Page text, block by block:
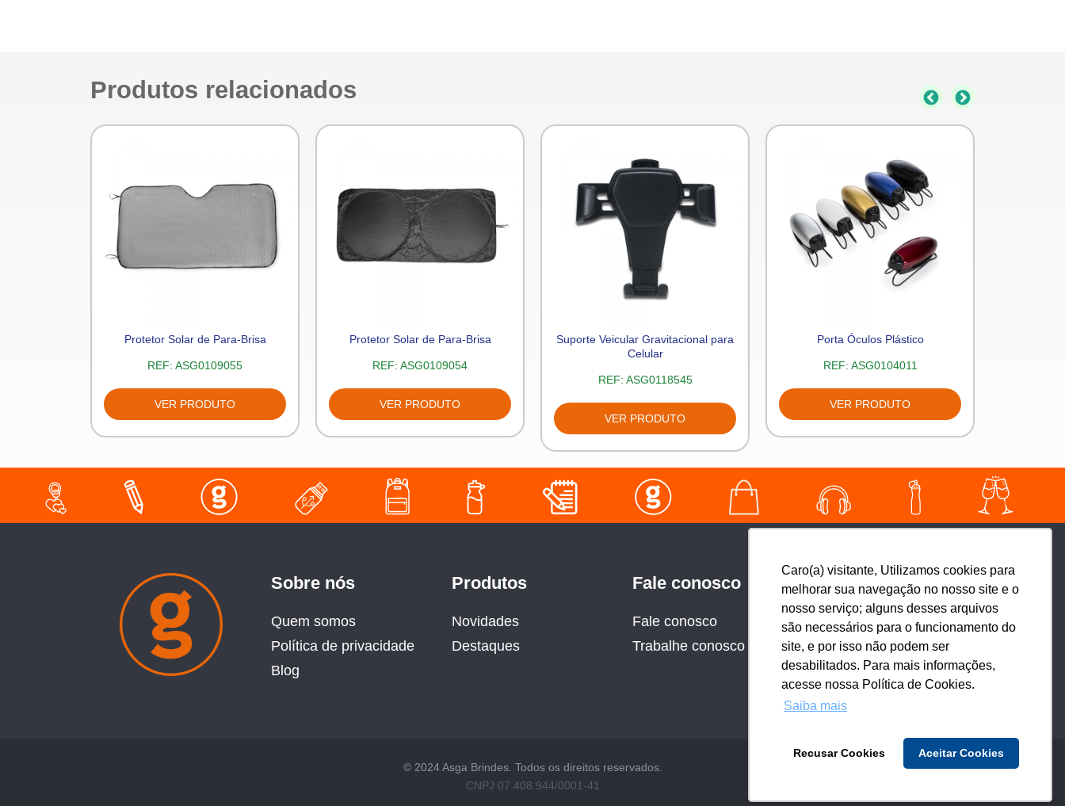
Caro(a) visitante, Utilizamos cookies para
melhorar sua navegação no nosso site e o
nosso serviço; alguns desses arquivos
são necessários para o funcionamento do
site, e por isso não podem ser
desabilitados. Para mais informações,
acesse nossa Política de Cookies.
Saiba mais
Recusar Cookies Aceitar Cookies
Caro(a) visitante, Utilizamos cookies para
melhorar sua navegação no nosso site e o
nosso serviço; alguns desses arquivos
são necessários para o funcionamento do
site, e por isso não podem ser
desabilitados. Para mais informações,
acesse nossa Política de Cookies.
Saiba mais
Recusar Cookies Aceitar Cookies
Produtos relacionados
Protetor Solar de Para-Brisa
REF: ASG0109055
VER PRODUTO
Protetor Solar de Para-Brisa
REF: ASG0109054
VER PRODUTO
Suporte Veicular Gravitacional para
Celular
REF: ASG0118545
VER PRODUTO
Porta Óculos Plástico
REF: ASG0104011
VER PRODUTO
Sobre nós
Quem somos
Política de privacidade
Blog
Produtos
Novidades
Destaques
Fale conosco
Fale conosco
Trabalhe conosco
Redes sociais
© 2024 Asga Brindes. Todos os direitos reservados.
CNPJ 07.408.944/0001-41